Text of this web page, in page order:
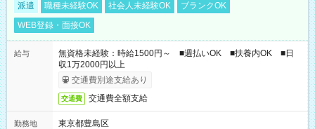
派遣 職種未経験OK 社会人未経験OK
ブランクOK
WEB登録・面接OK
給与
無資格未経験：時給1500円～ ■週払いOK ■扶養内OK ■日
収1万2000円以上
交通費別途支給あり
交通費 交通費全額支給
勤務地
東京都豊島区